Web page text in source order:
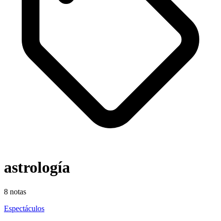
astrología
8 notas
Espectáculos